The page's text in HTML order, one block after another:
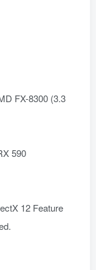
FX-8300 (3.3
590
12 Feature